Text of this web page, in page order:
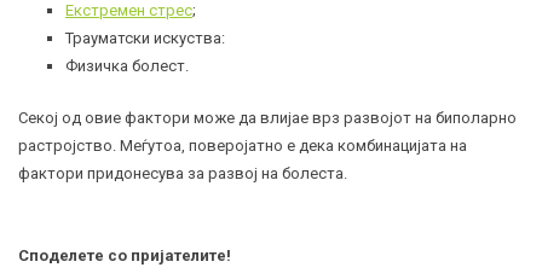
Екстремен стрес;
Трауматски искуства:
Физичка болест.
Секој од овие фактори може да влијае врз развојот на биполарно
растројство. Меѓутоа, поверојатно е дека комбинацијата на
фактори придонесува за развој на болеста.
Споделете со пријателите!